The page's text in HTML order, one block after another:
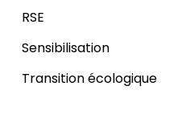
RSE
Sensibilisation
Transition écologique